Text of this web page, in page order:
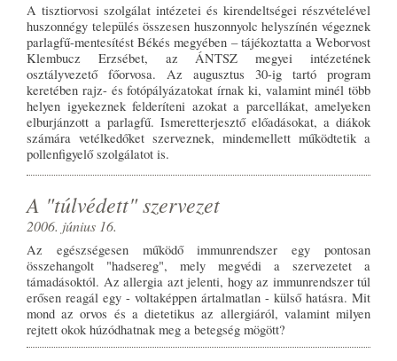
A tisztiorvosi szolgálat intézetei és kirendeltségei részvételével
huszonnégy település összesen huszonnyolc helyszínén végeznek
parlagfű-mentesítést Békés megyében – tájékoztatta a Weborvost
Klembucz Erzsébet, az ÁNTSZ megyei intézetének
osztályvezető főorvosa. Az augusztus 30-ig tartó program
keretében rajz- és fotópályázatokat írnak ki, valamint minél több
helyen igyekeznek felderíteni azokat a parcellákat, amelyeken
elburjánzott a parlagfű. Ismeretterjesztő előadásokat, a diákok
számára vetélkedőket szerveznek, mindemellett működtetik a
pollenfigyelő szolgálatot is.
A "túlvédett" szervezet
2006. június 16.
Az egészségesen működő immunrendszer egy pontosan
összehangolt "hadsereg", mely megvédi a szervezetet a
támadásoktól. Az allergia azt jelenti, hogy az immunrendszer túl
erősen reagál egy - voltaképpen ártalmatlan - külső hatásra. Mit
mond az orvos és a dietetikus az allergiáról, valamint milyen
rejtett okok húzódhatnak meg a betegség mögött?